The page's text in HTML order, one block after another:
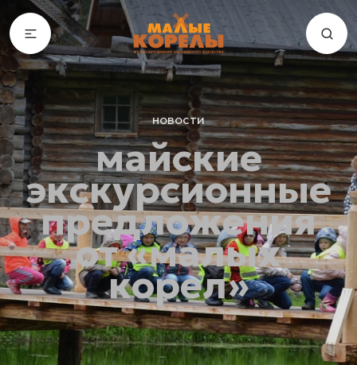
новости
майские
экскурсионные
предложения
от «малых
корел»